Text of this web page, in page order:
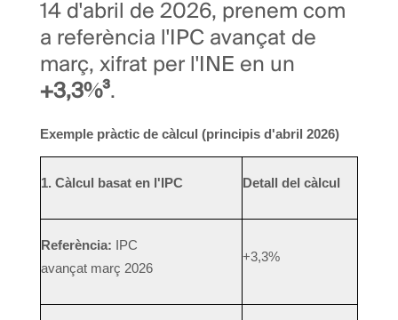
14 d'abril de 2026, prenem com
a referència l'IPC avançat de
març, xifrat per l'INE en un
+3,3%³.
Exemple pràctic de càlcul (principis d'abril 2026)
1. Càlcul basat en l'IPC Detall del càlcul
Referència: IPC
avançat març 2026
+3,3%